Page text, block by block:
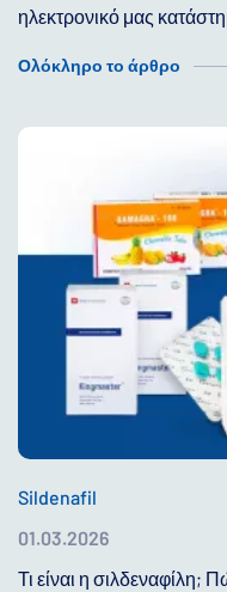
ηλεκτρονικό μας
Ολόκληρο το άρθρο
Sildenafil
01.03.2026
Τι είναι η σιλδεναφίλη;